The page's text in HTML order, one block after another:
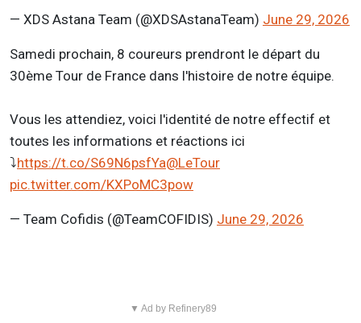
— XDS Astana Team (@XDSAstanaTeam) June 29, 2026
Samedi prochain, 8 coureurs prendront le départ du
30ème Tour de France dans l'histoire de notre équipe.
Vous les attendiez, voici l'identité de notre effectif et
toutes les informations et réactions ici
⤵️https://t.co/S69N6psfYa@LeTour
pic.twitter.com/KXPoMC3pow
— Team Cofidis (@TeamCOFIDIS) June 29, 2026
▼ Ad by Refinery89